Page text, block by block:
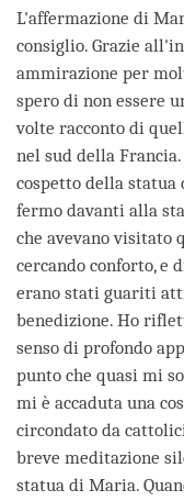
L'affermazione di
consiglio. Grazie
ammirazione per
spero di non essere
volte racconto di
nel sud della
cospetto della statua
fermo davanti alla
che avevano visitato
cercando conforto, e
erano stati guariti
benedizione. Ho
senso di profondo
punto che quasi mi
mi è accaduta una
circondato da
breve meditazione
statua di Maria.